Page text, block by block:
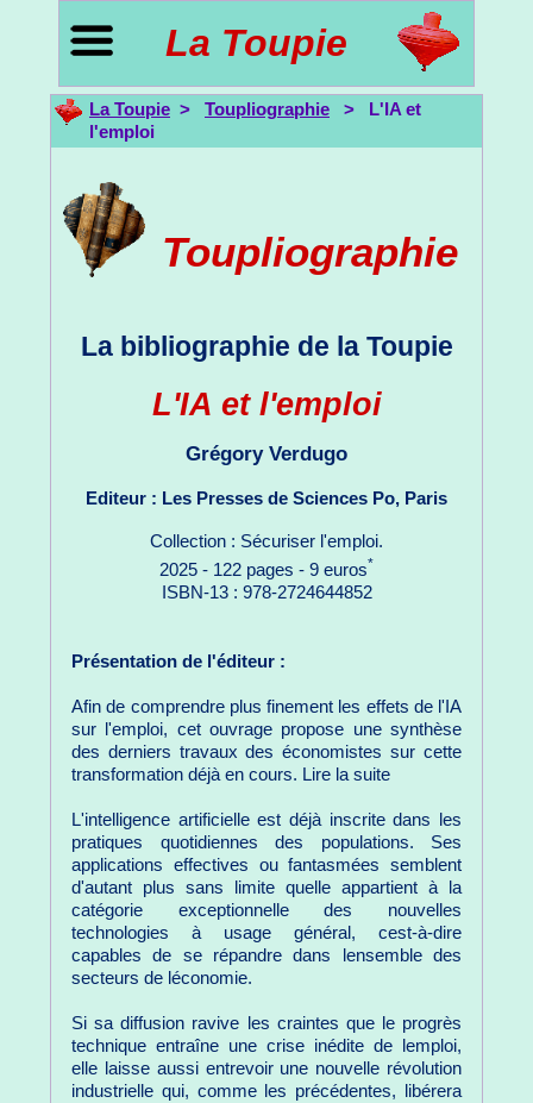
La Toupie
La Toupie > Toupliographie > L'IA et
l'emploi
Toupliographie
La bibliographie de la Toupie
L'IA et l'emploi
Grégory Verdugo
Editeur : Les Presses de Sciences Po, Paris
Collection : Sécuriser l'emploi.
2025 - 122 pages - 9 euros*
ISBN-13 : 978-2724644852
Présentation de l'éditeur :
Afin de comprendre plus finement les effets de l'IA
sur l'emploi, cet ouvrage propose une synthèse
des derniers travaux des économistes sur cette
transformation déjà en cours. Lire la suite
L'intelligence artificielle est déjà inscrite dans les
pratiques quotidiennes des populations. Ses
applications effectives ou fantasmées semblent
d'autant plus sans limite quelle appartient à la
catégorie exceptionnelle des nouvelles
technologies à usage général, cest-à-dire
capables de se répandre dans lensemble des
secteurs de léconomie.
Si sa diffusion ravive les craintes que le progrès
technique entraîne une crise inédite de lemploi,
elle laisse aussi entrevoir une nouvelle révolution
industrielle qui, comme les précédentes, libérera